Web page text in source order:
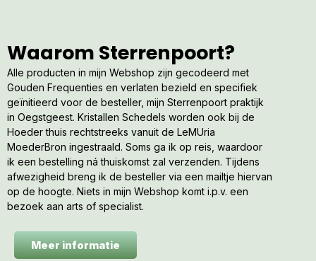
Waarom Sterrenpoort?
Alle producten in mijn Webshop zijn gecodeerd met
Gouden Frequenties en verlaten bezield en specifiek
geïnitieerd voor de besteller, mijn Sterrenpoort praktijk
in Oegstgeest. Kristallen Schedels worden ook bij de
Hoeder thuis rechtstreeks vanuit de LeMUria
MoederBron ingestraald. Soms ga ik op reis, waardoor
ik een bestelling ná thuiskomst zal verzenden. Tijdens
afwezigheid breng ik de besteller via een mailtje hiervan
op de hoogte. Niets in mijn Webshop komt i.p.v. een
bezoek aan arts of specialist.
Meer informatie